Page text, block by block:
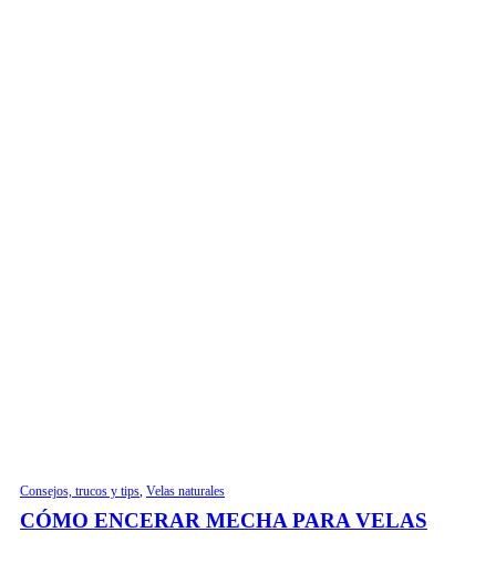
Consejos, trucos y tips, Velas naturales
CÓMO ENCERAR MECHA PARA VELAS